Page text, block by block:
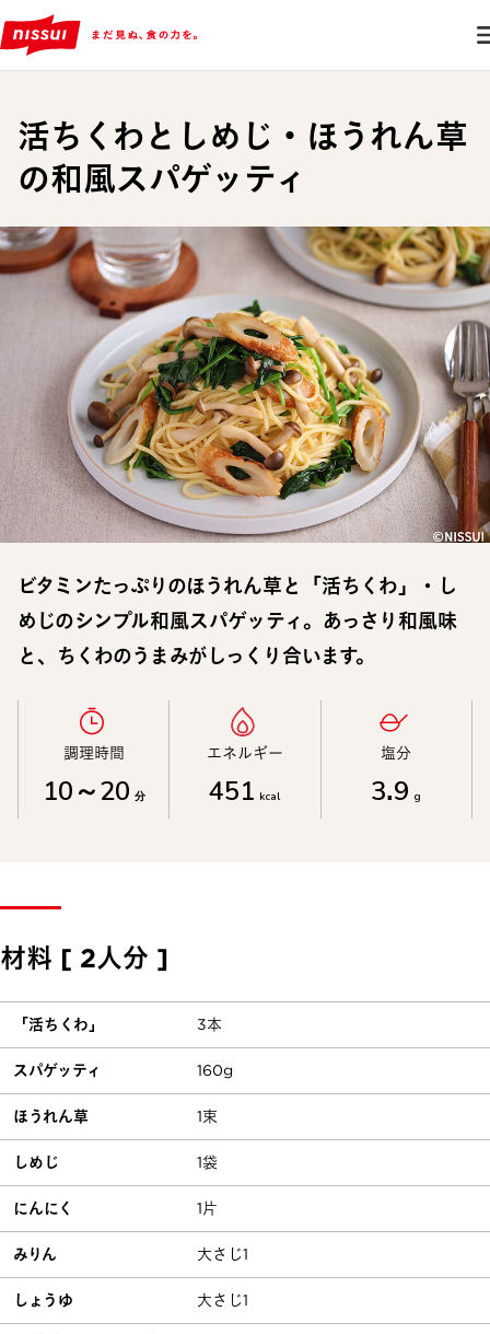
活ちくわとしめじ・ほうれん草
の和風スパゲッティ
ビタミンたっぷりのほうれん草と「活ちくわ」・し
めじのシンプル和風スパゲッティ。あっさり和風味
と、ちくわのうまみがしっくり合います。
調理時間​
10～20 分
エネルギー​
451 kcal
塩分​
3.9 g
材料 [ 2人分 ]
「活ちくわ」 3本
スパゲッティ 160g
ほうれん草 1束
しめじ 1袋
にんにく 1片
みりん 大さじ1
しょうゆ 大さじ1